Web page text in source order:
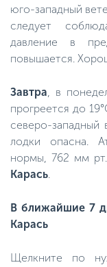
юго-западный
следует
давление в
повышается.
Завтра, в
прогреется до
северо-западный
лодки опасна.
нормы, 762 мм
Карась.
В ближайшие 7
Карась
Щелкните по